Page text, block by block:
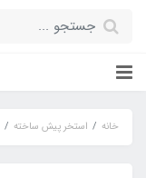
خانه استخر پیش ساخته